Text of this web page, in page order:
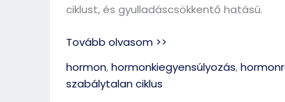
ciklust, és gyulladáscsökkentő hatású.
Tovább olvasom >>
hormon,hormonkiegyensúlyozás,
szabálytalan ciklus